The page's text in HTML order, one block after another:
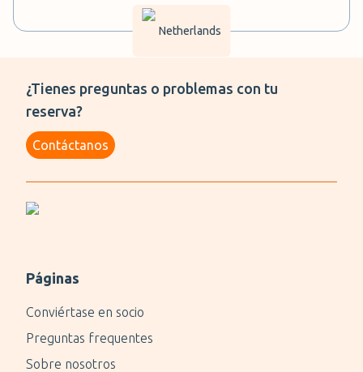
Netherlands
¿Tienes preguntas o problemas con tu
reserva?
Contáctanos
Páginas
Conviértase en socio
Preguntas frequentes
Sobre nosotros